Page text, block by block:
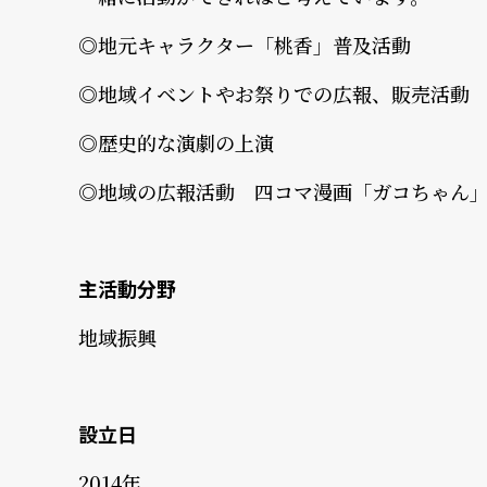
◎地元キャラクター「桃香」普及活動
◎地域イベントやお祭りでの広報、販売活動
◎歴史的な演劇の上演
◎地域の広報活動 四コマ漫画「ガコちゃん
主活動分野
地域振興
設立日